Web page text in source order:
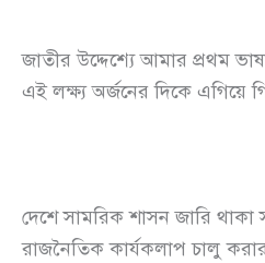
জাতীর উদ্দেশ্যে আমার প্রথম
এই লক্ষ্য অর্জনের দিকে এগিয়ে
দেশে সামরিক শাসন জারি
রাজনৈতিক কার্যকলাপ চালু